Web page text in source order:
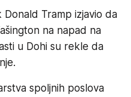
Tramp izjavio da
na napad na
u Dohi su rekle da
spoljnih poslova